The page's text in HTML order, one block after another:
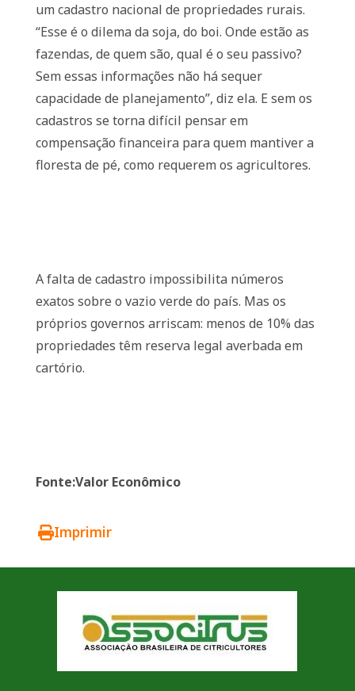
um cadastro nacional de propriedades rurais.
“Esse é o dilema da soja, do boi. Onde estão as
fazendas, de quem são, qual é o seu passivo?
Sem essas informações não há sequer
capacidade de planejamento”, diz ela. E sem os
cadastros se torna difícil pensar em
compensação financeira para quem mantiver a
floresta de pé, como requerem os agricultores.
A falta de cadastro impossibilita números
exatos sobre o vazio verde do país. Mas os
próprios governos arriscam: menos de 10% das
propriedades têm reserva legal averbada em
cartório.
Fonte:Valor Econômico
Imprimir